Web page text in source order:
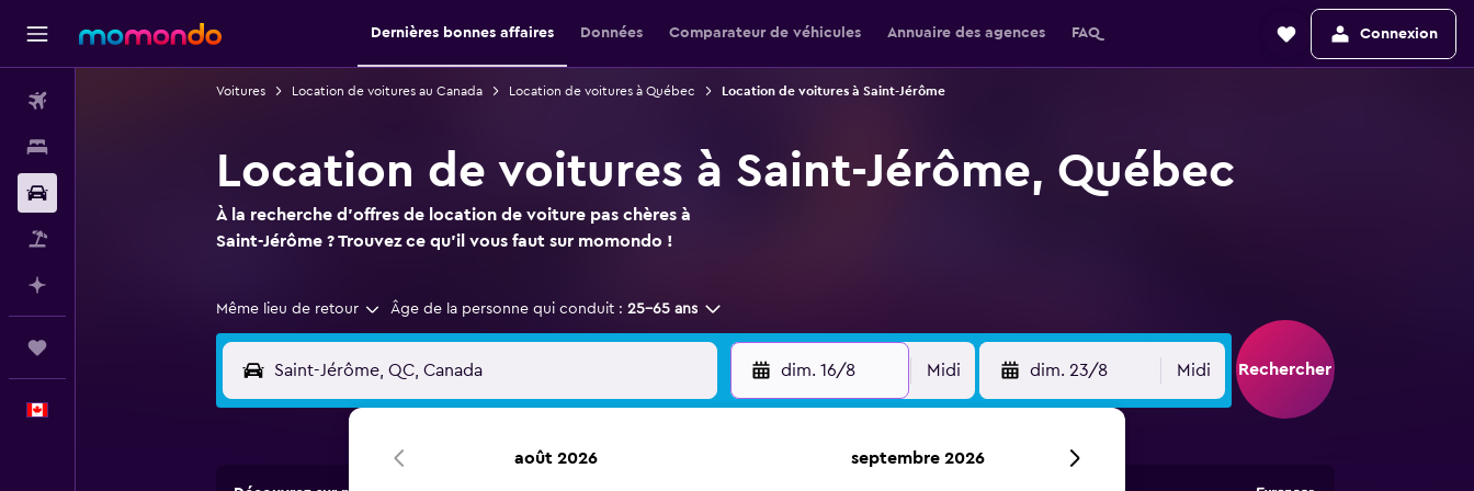
Dernières bonnes affaires Données Comparateur de véhicules Annuaire des agences FAQ Connexion
Voitures Location de voitures au Canada Location de voitures à Québec Location de voitures à Saint-Jérôme
Location de voitures à Saint-Jérôme, Québec
À la recherche d'offres de location de voiture pas chères à
Saint-Jérôme ? Trouvez ce qu'il vous faut sur momondo !
Même lieu de retour Âge de la personne qui conduit : 25-65 ans
dim. 16/8 Midi dim. 23/8 Midi Rechercher
août 2026 septembre 2026